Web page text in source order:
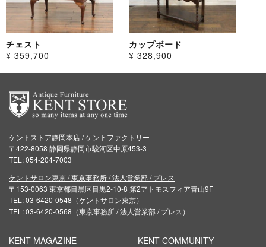
チェスト
¥ 359,700
カップボード
¥ 328,900
ケントストア静岡本店 / ケントファクトリー
〒422-8058 静岡県静岡市駿河区中原453-3
TEL: 054-204-7003
ケントサロン東京 / 東京事務所 / 法人営業部 / プレス
〒153-0063 東京都目黒区目黒2-10-8 第2アトモスフィア青山9F
TEL: 03-6420-0548（ケントサロン東京）
TEL: 03-6420-0568（東京事務所 / 法人営業部 / プレス）
KENT MAGAZINE KENT COMMUNITY